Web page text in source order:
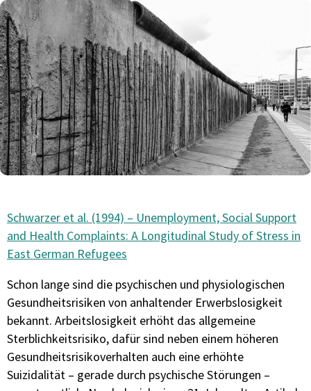
Schwarzer et al. (1994) – Unemployment, Social Support
and Health Complaints: A Longitudinal Study of Stress in
East German Refugees
Schon lange sind die psychischen und physiologischen
Gesundheitsrisiken von anhaltender Erwerbslosigkeit
bekannt. Arbeitslosigkeit erhöht das allgemeine
Sterblichkeitsrisiko, dafür sind neben einem höheren
Gesundheitsrisikoverhalten auch eine erhöhte
Suizidalität – gerade durch psychische Störungen –